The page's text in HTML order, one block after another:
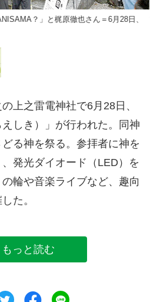
？」と梶原徹也さん＝6月28日、
上之雷電神社で6月28日、
えしき）」が行われた。同神
る神を祭る。参拝者に神を
発光ダイオード（LED）を
輪や音楽ライブなど、趣向
た。
もっと読む
ツイートシェア